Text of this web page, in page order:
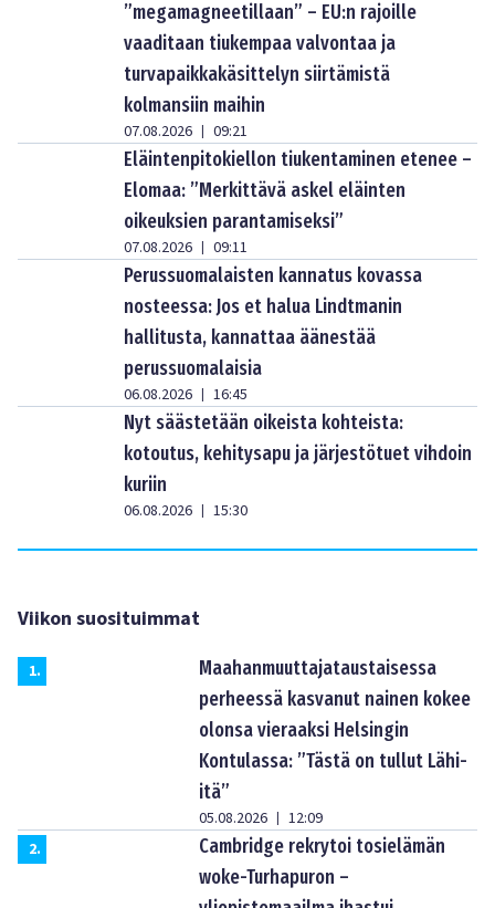
”megamagneetillaan” – EU:n rajoille
vaaditaan tiukempaa valvontaa ja
turvapaikkakäsittelyn siirtämistä
kolmansiin maihin
07.08.2026 | 09:21
Eläintenpitokiellon tiukentaminen etenee –
Elomaa: ”Merkittävä askel eläinten
oikeuksien parantamiseksi”
07.08.2026 | 09:11
Perussuomalaisten kannatus kovassa
nosteessa: Jos et halua Lindtmanin
hallitusta, kannattaa äänestää
perussuomalaisia
06.08.2026 | 16:45
Nyt säästetään oikeista kohteista:
kotoutus, kehitysapu ja järjestötuet vihdoin
kuriin
06.08.2026 | 15:30
Viikon suosituimmat
1.
Maahanmuuttajataustaisessa
perheessä kasvanut nainen kokee
olonsa vieraaksi Helsingin
Kontulassa: ”Tästä on tullut Lähi-
itä”
05.08.2026 | 12:09
2.
Cambridge rekrytoi tosielämän
woke-Turhapuron –